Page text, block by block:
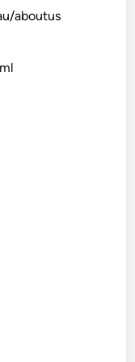
aboutus